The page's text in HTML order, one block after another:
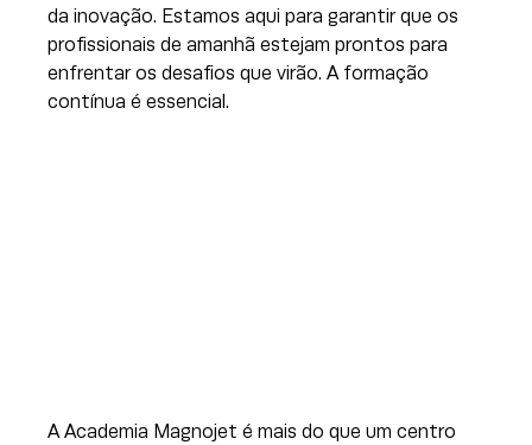
da inovação. Estamos aqui para garantir que os
profissionais de amanhã estejam prontos para
enfrentar os desafios que virão. A formação
contínua é essencial.
A Academia Magnojet é mais do que um centro